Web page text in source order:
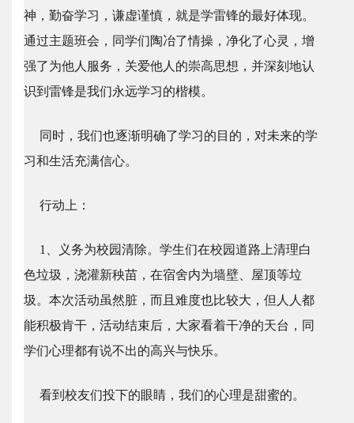
神，勤奋学习，谦虚谨慎，就是学雷锋的最好体现。
通过主题班会，同学们陶冶了情操，净化了心灵，增
强了为他人服务，关爱他人的崇高思想，并深刻地认
识到雷锋是我们永远学习的楷模。
同时，我们也逐渐明确了学习的目的，对未来的学
习和生活充满信心。
行动上：
1、义务为校园清除。学生们在校园道路上清理白
色垃圾，浇灌新秧苗，在宿舍内为墙壁、屋顶等垃
圾。本次活动虽然脏，而且难度也比较大，但人人都
能积极肯干，活动结束后，大家看着干净的天台，同
学们心理都有说不出的高兴与快乐。
看到校友们投下的眼睛，我们的心理是甜蜜的。